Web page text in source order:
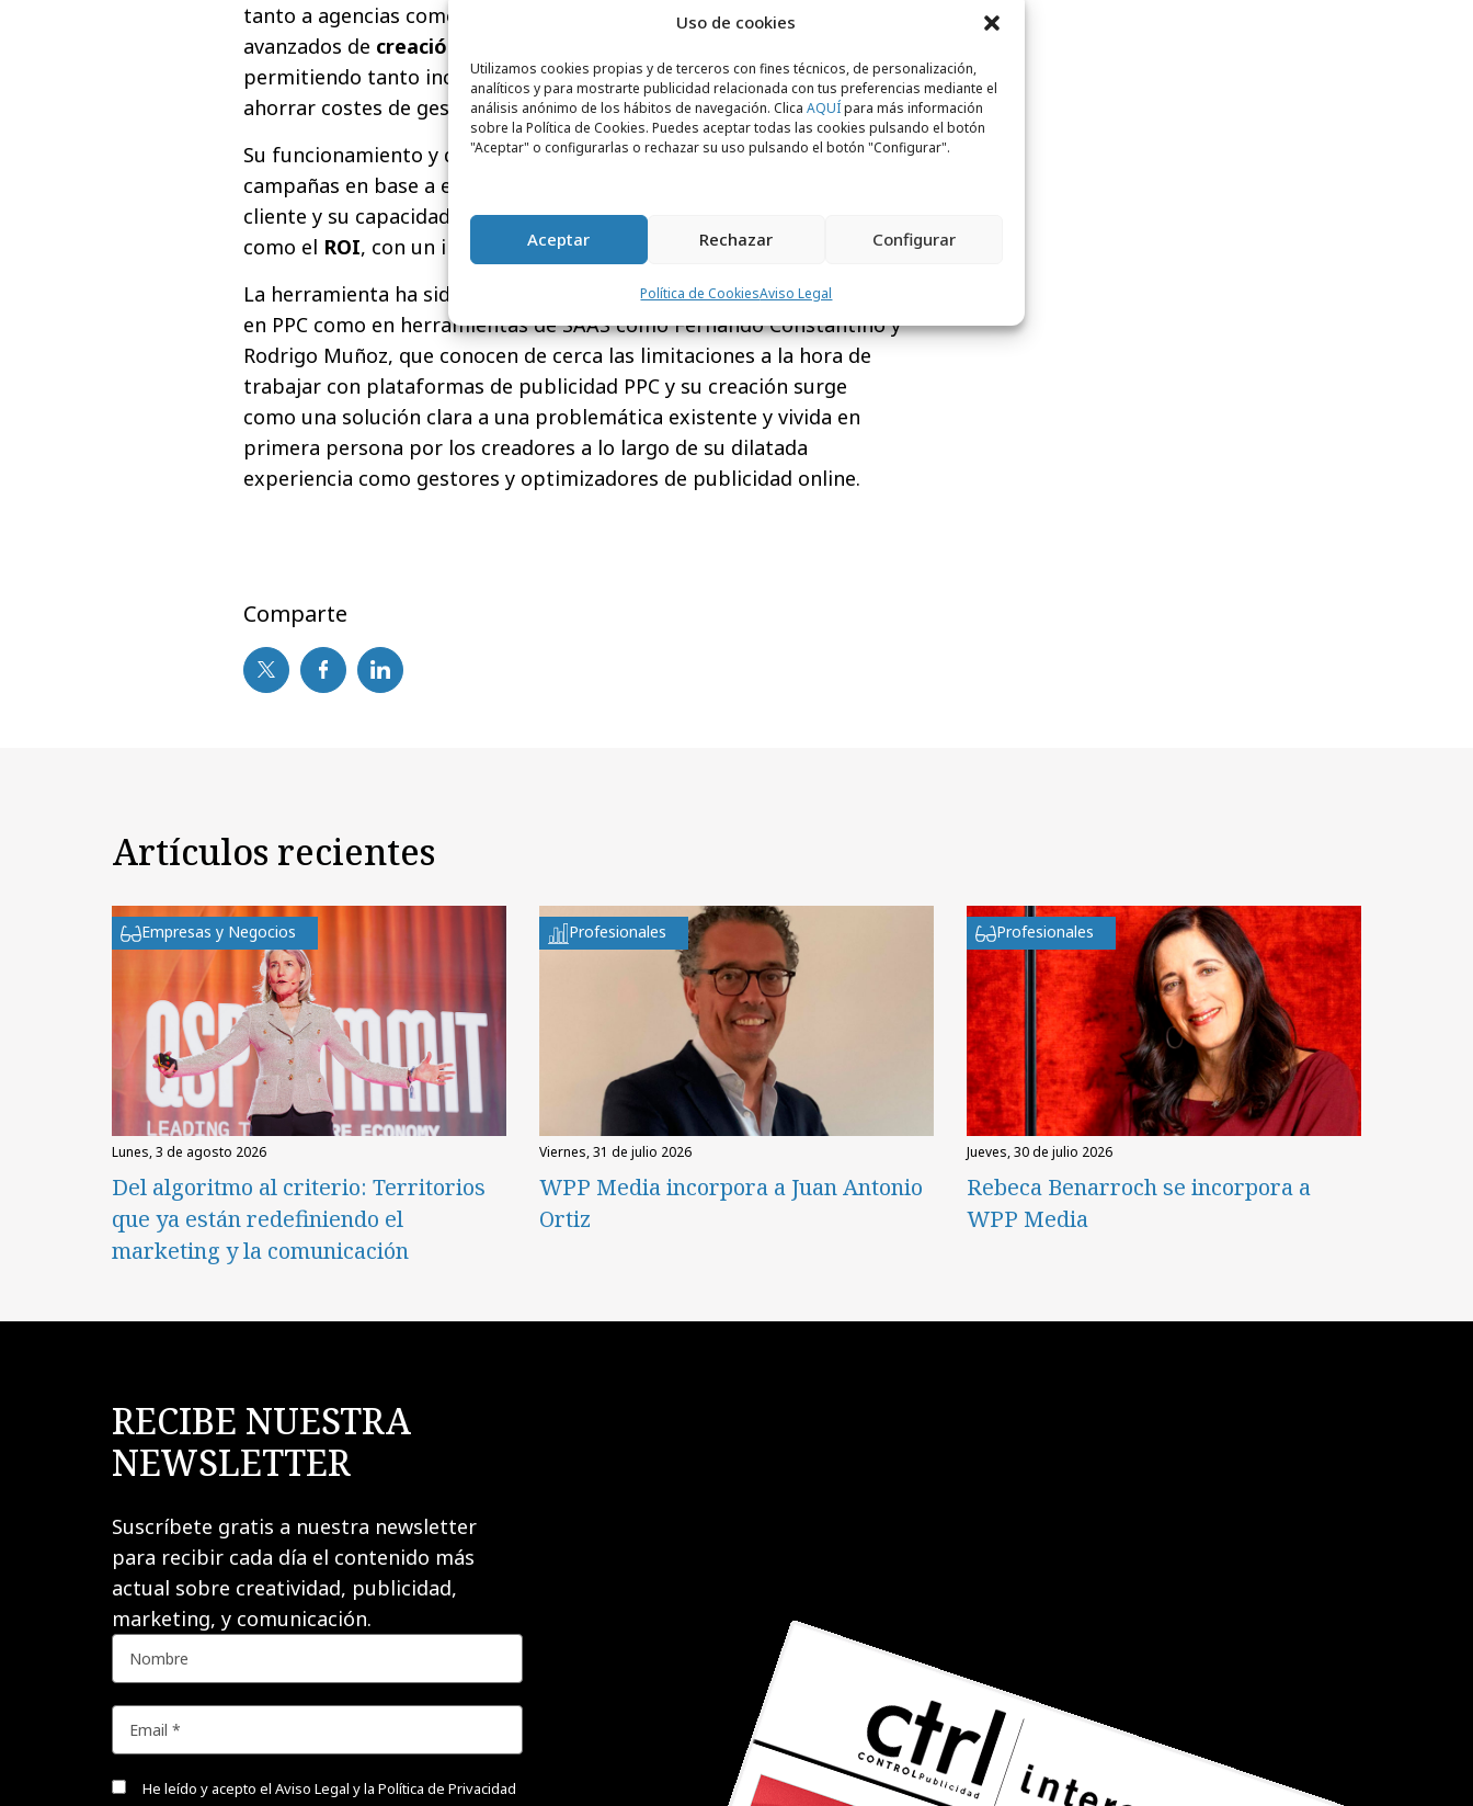
Uso de cookies
Utilizamos cookies propias y de terceros con fines técnicos, de personalización,
analíticos y para mostrarte publicidad relacionada con tus preferencias mediante el
análisis anónimo de los hábitos de navegación. Clica AQUÍpara más información
sobre la Política de Cookies. Puedes aceptar todas las cookies pulsando el botón
"Aceptar" o configurarlas o rechazar su uso pulsando el botón "Configurar".
Aceptar Rechazar Configurar
Política de CookiesAviso Legal
tanto a agencias como a cliente final y es uno de los sistemas más
avanzados de creación y gestión de campañas PPC
permitiendo tanto incrementar el nivel de optimización como
ahorrar costes de gestión.
Su funcionamiento y diferencial radica en su enfoque de creación de
campañas en base a elementos de
cliente y su capacidad deoptimización en función de
como el ROI, con un impacto directo en la cuenta de resultados
La herramienta ha sido diseñada y desarrollada por expertos tanto
en PPC como en herramientas de SAAS como Fernando Constantino y
Rodrigo Muñoz, que conocen de cerca las limitaciones a la hora de
trabajar con plataformas de publicidad PPC y su creación surge
como una solución clara a una problemática existente y vivida en
primera persona por los creadores a lo largo de su dilatada
experiencia como gestores y optimizadores de publicidad online.
Comparte
Artículos recientes
Empresas y Negocios
lunes, 3 de agosto 2026
Del algoritmo al criterio: Territorios
que ya están redefiniendo el
marketing y la comunicación
Profesionales
viernes, 31 de julio 2026
WPP Media incorpora a Juan Antonio
Ortiz
Profesionales
jueves, 30 de julio 2026
Rebeca Benarroch se incorpora a
WPP Media
RECIBE NUESTRA
NEWSLETTER
Suscríbete gratis a nuestra newsletter
para recibir cada día el contenido más
actual sobre creatividad, publicidad,
marketing, y comunicación.
He leído y acepto el Aviso Legal y la Política de Privacidad